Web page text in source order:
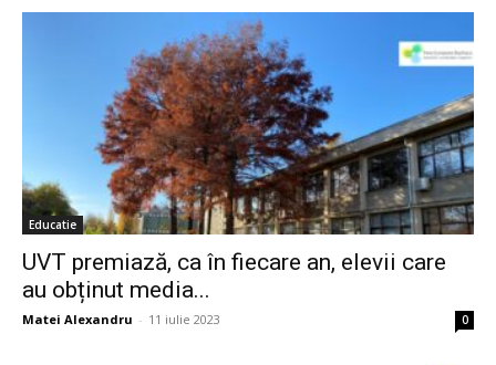
Educatie
UVT premiază, ca în fiecare an, elevii care
au obținut media...
Matei Alexandru - 11 iulie 2023 0